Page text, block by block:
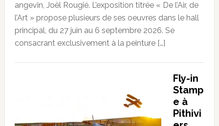
angevin, Joël Rougié. L’exposition titrée « De l’Air, de
l’Art » propose plusieurs de ses oeuvres dans le hall
principal, du 27 juin au 6 septembre 2026. Se
consacrant exclusivement à la peinture […]
Fly-in
Stamp
e à
Pithivi